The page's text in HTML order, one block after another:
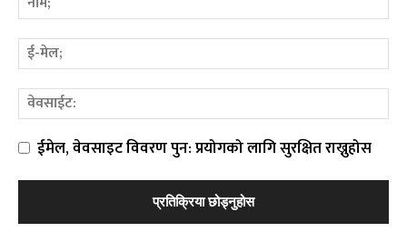
ईमेल, वेवसाइट विवरण पुन: प्रयोगको लागि सुरक्षित राख्नुहोस